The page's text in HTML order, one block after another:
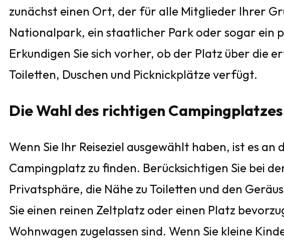
zunächst einen Ort, der für alle Mitglieder Ihrer
Nationalpark, ein staatlicher Park oder sogar ein
Erkundigen Sie sich vorher, ob der Platz über die
Toiletten, Duschen und Picknickplätze verfügt.
Die Wahl des richtigen
Wenn Sie Ihr Reiseziel ausgewählt haben, ist es
Campingplatz zu finden. Berücksichtigen Sie bei
Privatsphäre, die Nähe zu Toiletten und den
Sie einen reinen Zeltplatz oder einen Platz
Wohnwagen zugelassen sind. Wenn Sie kleine